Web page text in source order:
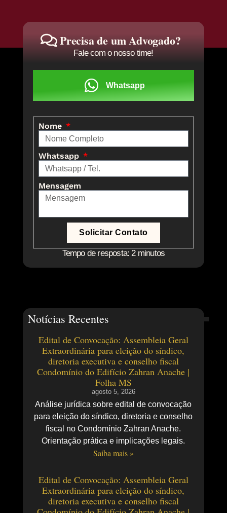
Precisa de um Advogado?
Fale com o nosso time!
Whatsapp
Nome
Whatsapp
Mensagem
Solicitar Contato
Tempo de resposta: 2 minutos
Notícias Recentes
Edital de Convocação: Assembleia Geral
Extraordinária para eleição do síndico,
diretoria executiva e conselho fiscal
Condomínio do Edifício Zahran Anache |
Folha MS
agosto 5, 2026
Análise jurídica sobre edital de convocação
para eleição do síndico, diretoria e conselho
fiscal no Condomínio Zahran Anache.
Orientação prática e implicações legais.
Saiba mais »
Edital de Convocação: Assembleia Geral
Extraordinária para eleição do síndico,
diretoria executiva e conselho fiscal